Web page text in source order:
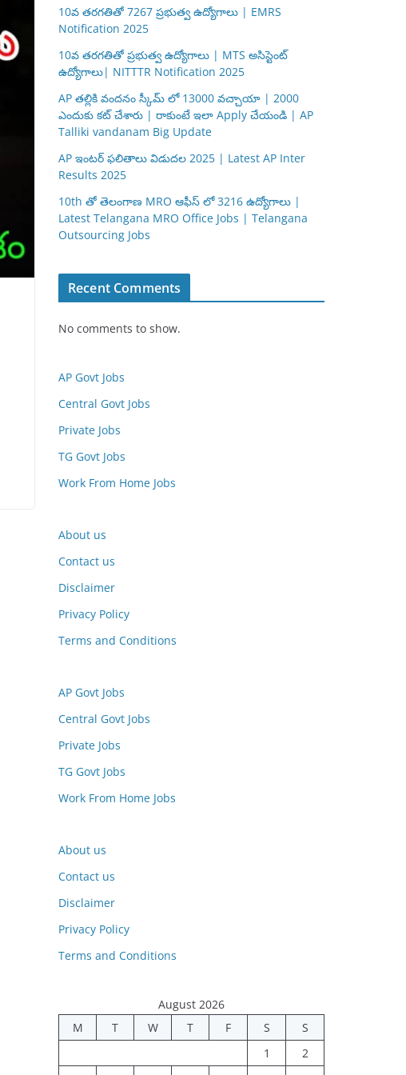
10వ తరగతితో 7267 ప్రభుత్వ ఉద్యోగాలు | EMRS
Notification 2025
10వ తరగతితో ప్రభుత్వ ఉద్యోగాలు | MTS అసిస్టెంట్
ఉద్యోగాలు| NITTTR Notification 2025
AP తల్లికి వందనం స్కీమ్ లో 13000 వచ్చాయా | 2000
ఎందుకు కట్ చేశారు | రాకుంటే ఇలా Apply చేయండి | AP
Talliki vandanam Big Update
AP ఇంటర్ ఫలితాలు విడుదల 2025 | Latest AP Inter
Results 2025
10th తో తెలంగాణ MRO ఆఫీస్ లో 3216 ఉద్యోగాలు |
Latest Telangana MRO Office Jobs | Telangana
Outsourcing Jobs
Recent Comments
No comments to show.
AP Govt Jobs
Central Govt Jobs
Private Jobs
TG Govt Jobs
Work From Home Jobs
About us
Contact us
Disclaimer
Privacy Policy
Terms and Conditions
AP Govt Jobs
Central Govt Jobs
Private Jobs
TG Govt Jobs
Work From Home Jobs
About us
Contact us
Disclaimer
Privacy Policy
Terms and Conditions
August 2026
M
T W T F S
S
1
2